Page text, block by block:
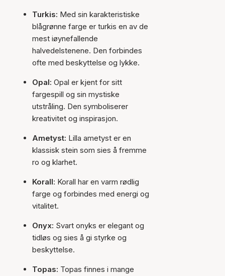
Turkis: Med sin karakteristiske
blågrønne farge er turkis en av de
mest iøynefallende
halvedelstenene. Den forbindes
ofte med beskyttelse og lykke.
Opal: Opal er kjent for sitt
fargespill og sin mystiske
utstråling. Den symboliserer
kreativitet og inspirasjon.
Ametyst: Lilla ametyst er en
klassisk stein som sies å fremme
ro og klarhet.
Korall: Korall har en varm rødlig
farge og forbindes med energi og
vitalitet.
Onyx: Svart onyks er elegant og
tidløs og sies å gi styrke og
beskyttelse.
Topas: Topas finnes i mange